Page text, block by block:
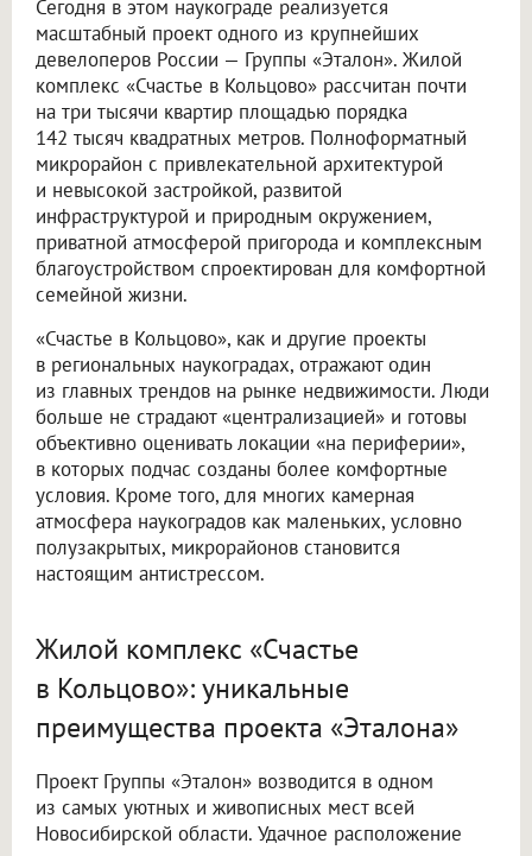
Сегодня в этом наукограде реализуется
масштабный проект одного из крупнейших
девелоперов России — Группы «Эталон». Жилой
комплекс «Счастье в Кольцово» рассчитан почти
на три тысячи квартир площадью порядка
142 тысяч квадратных метров. Полноформатный
микрорайон с привлекательной архитектурой
и невысокой застройкой, развитой
инфраструктурой и природным окружением,
приватной атмосферой пригорода и комплексным
благоустройством спроектирован для комфортной
семейной жизни.
«Счастье в Кольцово», как и другие проекты
в региональных наукоградах, отражают один
из главных трендов на рынке недвижимости. Люди
больше не страдают «централизацией» и готовы
объективно оценивать локации «на периферии»,
в которых подчас созданы более комфортные
условия. Кроме того, для многих камерная
атмосфера наукоградов как маленьких, условно
полузакрытых, микрорайонов становится
настоящим антистрессом.
Жилой комплекс «Счастье
в Кольцово»: уникальные
преимущества проекта «Эталона»
Проект Группы «Эталон» возводится в одном
из самых уютных и живописных мест всей
Новосибирской области. Удачное расположение